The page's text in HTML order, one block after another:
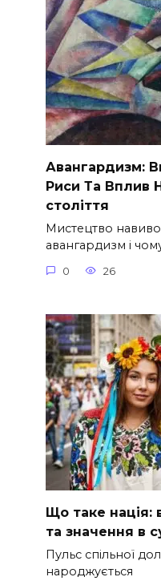
Авангардизм:
Риси Та Вплив
століття
Мистецтво
авангардизм і
0 26
Що таке нація:
та значення в
Пульс спільної
народжується